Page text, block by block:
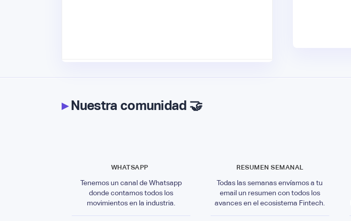
▸Nuestra comunidad 🤝
WHATSAPP
Tenemos un canal de Whatsapp
donde contamos todos los
movimientos en la industria.
RESUMEN SEMANAL
Todas las semanas envíamos a tu
email un resumen con todos los
avances en el ecosistema Fintech.